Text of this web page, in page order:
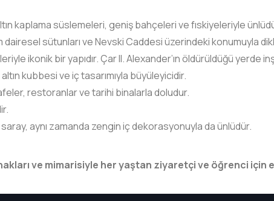
kaplama süslemeleri, geniş bahçeleri ve fıskiyeleriyle
dairesel sütunları ve Nevski Caddesi üzerindeki konumuyla
ikonik bir yapıdır. Çar II. Alexander’ın öldürüldüğü yerde
kubbesi ve iç tasarımıyla büyüleyicidir.
restoranlar ve tarihi binalarla doludur.
aynı zamanda zengin iç dekorasyonuyla da ünlüdür.
ve mimarisiyle her yaştan ziyaretçi ve öğrenci için